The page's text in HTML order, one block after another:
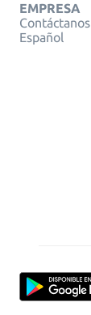
EMPRESA
Contáctanos
Español